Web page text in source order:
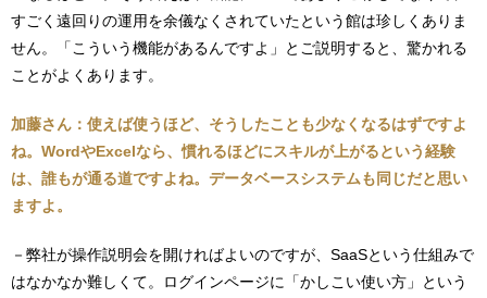
すごく遠回りの運用を余儀なくされていたという館は珍しくありま
せん。「こういう機能があるんですよ」とご説明すると、驚かれる
ことがよくあります。
加藤さん：使えば使うほど、そうしたことも少なくなるはずですよ
ね。WordやExcelなら、慣れるほどにスキルが上がるという経験
は、誰もが通る道ですよね。データベースシステムも同じだと思い
ますよ。
－弊社が操作説明会を開ければよいのですが、SaaSという仕組みで
はなかなか難しくて。ログインページに「かしこい使い方」という